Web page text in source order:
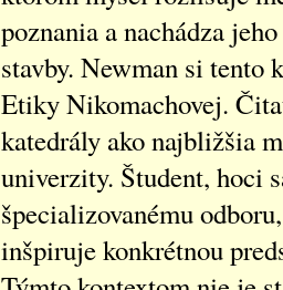
poznania a nachádza
stavby. Newman si tento
Etiky Nikomachovej.
katedrály ako najbližšia
univerzity. Študent, hoci
špecializovanému
inšpiruje konkrétnou